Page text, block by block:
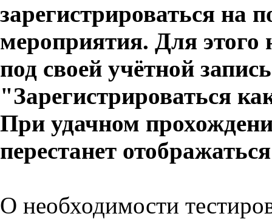
зарегистрироваться на
мероприятия. Для этого
под своей учётной
"Зарегистрироваться
При удачном
перестанет
О необходимости